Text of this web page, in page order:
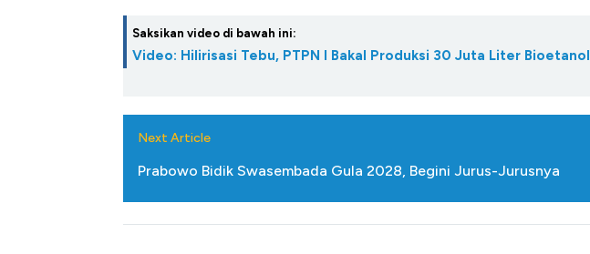
Saksikan video di bawah ini:
Video: Hilirisasi Tebu, PTPN I Bakal Produksi 30 Juta Liter Bioetanol
Next Article
Prabowo Bidik Swasembada Gula 2028, Begini Jurus-Jurusnya